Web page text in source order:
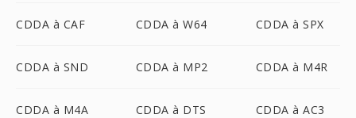
CDDA à CAF CDDA à W64 CDDA à SPX
CDDA à SND CDDA à MP2 CDDA à M4R
CDDA à M4A CDDA à DTS CDDA à AC3